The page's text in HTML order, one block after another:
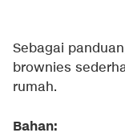
Sebagai
brownies
rumah.
Bahan: